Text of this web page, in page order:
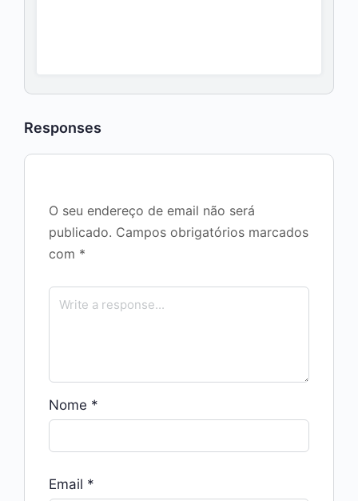
Responses
O seu endereço de email não será
publicado. Campos obrigatórios marcados
com *
Nome *
Email *